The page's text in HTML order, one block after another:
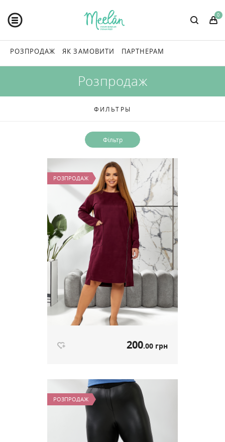
0
РОЗПРОДАЖ ЯК ЗАМОВИТИ ПАРТНЕРАМ
Розпродаж
ФИЛЬТРЫ
РОЗПРОДАЖ
200.00 грн
Красива сукня-туніка бордо
артикул 616
Ціна 200.00 грн
РОЗПРОДАЖ